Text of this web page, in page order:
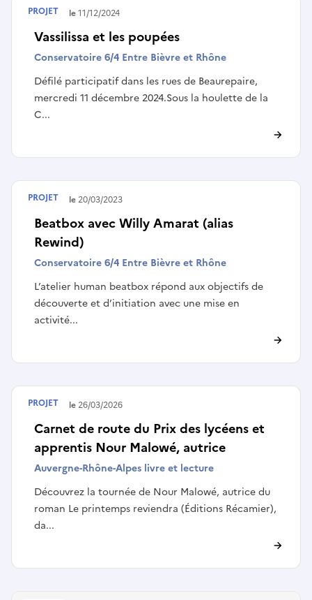
Vassilissa et les poupées
Conservatoire 6/4 Entre Bièvre et Rhône
Défilé participatif dans les rues de Beaurepaire,
mercredi 11 décembre 2024.Sous la houlette de la
C...
Terminé le11/12/2024
PROJET
Beatbox avec Willy Amarat (alias
Rewind)
Conservatoire 6/4 Entre Bièvre et Rhône
L’atelier human beatbox répond aux objectifs de
découverte et d’initiation avec une mise en
activité...
Terminé le20/03/2023
PROJET
Carnet de route du Prix des lycéens et
apprentis Nour Malowé, autrice
Auvergne-Rhône-Alpes livre et lecture
Découvrez la tournée de Nour Malowé, autrice du
roman Le printemps reviendra (Éditions Récamier),
da...
Terminé le26/03/2026
PROJET